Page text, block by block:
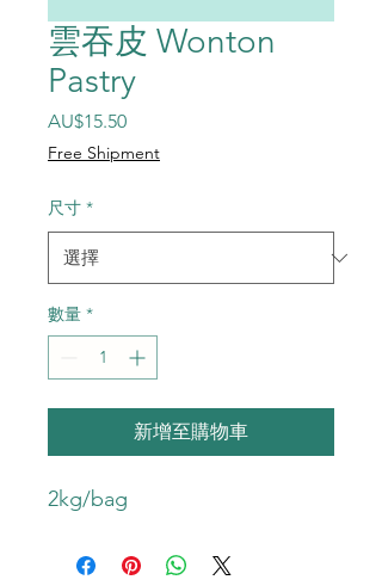
雲吞皮 Wonton
Pastry
AU$15.50價格
Free Shipment
尺寸 *
數量 *
新增至購物車
2kg/bag